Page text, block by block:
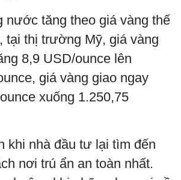
nước tăng theo giá vàng thế
tại thị trường Mỹ, giá vàng
8,9 USD/ounce lên
giá vàng giao ngay
xuống 1.250,75
khi nhà đầu tư lại tìm đến
nơi trú ẩn an toàn nhất.